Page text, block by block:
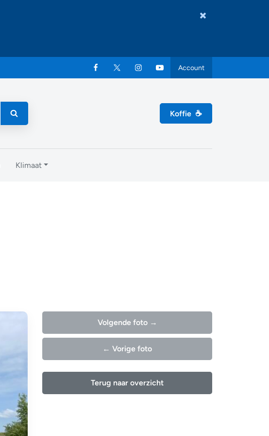
Account
Koffie ☕
Klimaat
Volgende foto →
← Vorige foto
Terug naar overzicht